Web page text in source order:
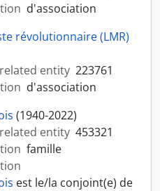
d'association
révolutionnaire (LMR)
entity 223761
d'association
(1940-2022)
entity 453321
famille
est le/la conjoint(e) de